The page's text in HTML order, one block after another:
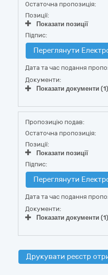
Остаточна пропозиція:
Позиції:
Показати позиції
Підпис:
Переглянути
Дата та час подання
Документи:
Показати документи (1)
Пропозицію подав:
Остаточна пропозиція:
Позиції:
Показати позиції
Підпис:
Переглянути
Дата та час подання
Документи:
Показати документи (1)
Друкувати реєстр